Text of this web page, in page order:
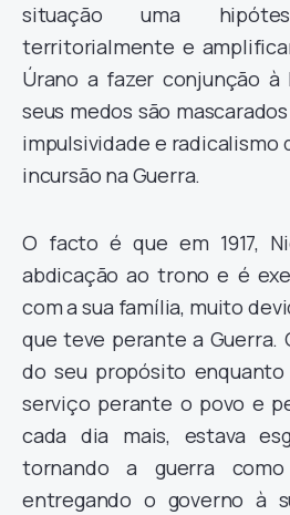
situação uma
territorialmente e
Úrano a fazer conjunção à
seus medos são
impulsividade e radicalismo
incursão na Guerra.
O facto é que em 1917,
abdicação ao trono e é
com a sua família, muito
que teve perante a Guerra.
do seu propósito
serviço perante o povo e
cada dia mais, estava
tornando a guerra
entregando o governo à